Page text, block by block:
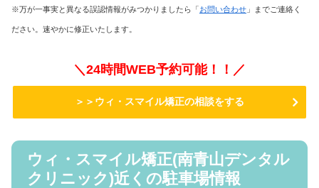
※万が一事実と異なる誤認情報がみつかりましたら「お問い合わせ 」までご連絡く
ださい。速やかに修正いたします。
＼24時間WEB予約可能！！／
＞＞ウィ・スマイル矯正の相談をする
ウィ・スマイル矯正(南青山デンタル
クリニック)近くの駐車場情報